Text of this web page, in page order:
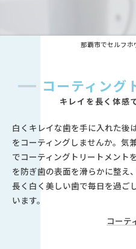
那覇市でセルフホ
コーティング
キレイを長く体感
白くキレイな歯を手に入れた後
をコーティングしませんか。気
でコーティングトリートメント
を防ぎ歯の表面を滑らかに整え
長く白く美しい歯で毎日を過ご
います。
コーテ